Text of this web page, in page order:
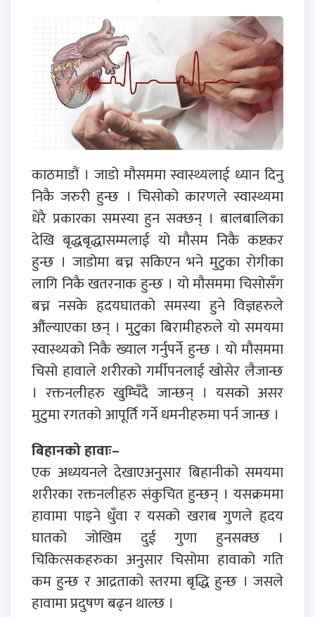
काठमाडौं । जाडो मौसममा स्वास्थ्यलाई ध्यान दिनु
निकै जरुरी हुन्छ । चिसोको कारणले स्वास्थ्यमा
धेरै प्रकारका समस्या हुन सक्छन् । बालबालिका
देखि बृद्धबृद्धासम्मलाई यो मौसम निकै कष्टकर
हुन्छ । जाडोमा बच्न सकिएन भने मुटुका रोगीका
लागि निकै खतरनाक हुन्छ । यो मौसममा चिसोसँग
बच्न नसके हृदयघातको समस्या हुने विज्ञहरुले
औंल्याएका छन् । मुटुका बिरामीहरुले यो समयमा
स्वास्थ्यको निकै ख्याल गर्नुपर्ने हुन्छ । यो मौसममा
चिसो हावाले शरीरको गर्मीपनलाई खोसेर लैजान्छ
। रक्तनलीहरु खुम्चिँदै जान्छन् । यसको असर
मुटुमा रगतको आपूर्ति गर्ने धमनीहरुमा पर्न जान्छ ।
बिहानको हावाः–
एक अध्ययनले देखाएअनुसार बिहानीको समयमा
शरीरका रक्तनलीहरु संकुचित हुन्छन् । यसक्रममा
हावामा पाइने धुँवा र यसको खराब गुणले हृदय
घातको जोखिम दुई गुणा हुनसक्छ ।
चिकित्सकहरुका अनुसार चिसोमा हावाको गति
कम हुन्छ र आद्रताको स्तरमा बृद्धि हुन्छ । जसले
हावामा प्रदुषण बढ्न थाल्छ ।